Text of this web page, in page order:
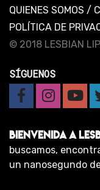
QUIENES SOMOS /
POLÍTICA DE
© 2018 LESBIAN
SÍGUENOS
BIENVENIDA A
buscamos,
un nanosegundo